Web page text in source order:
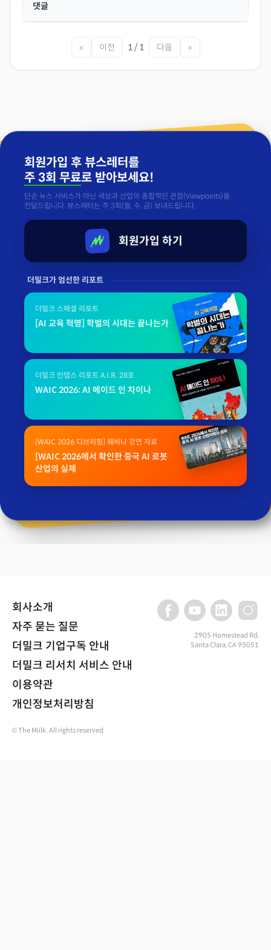
댓글
« 이전 1 / 1 다음 »
회원가입 후 뷰스레터를
주 3회 무료로 받아보세요!
단순 뉴스 서비스가 아닌 세상과 산업의 종합적인 관점(Viewpoints)을
전달드립니다. 뷰스레터는 주 3회(월, 수, 금) 보내드립니다.
회원가입 하기
더밀크가 엄선한 리포트
더밀크 스페셜 리포트
[AI 교육 혁명] 학벌의 시대는 끝나는가
더밀크 인뎁스 리포트 A.I.R. 28호
WAIC 2026: AI 메이드 인 차이나
[WAIC 2026 디브리핑] 웨비나 강연 자료
[WAIC 2026에서 확인한 중국 AI 로봇
산업의 실체
회사소개
자주 묻는 질문
더밀크 기업구독 안내
더밀크 리서치 서비스 안내
이용약관
개인정보처리방침
2905 Homestead Rd,
Santa Clara, CA 95051
© The Miilk. All rights reserved.